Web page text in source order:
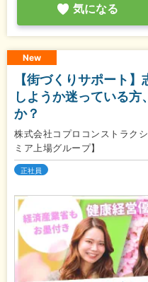
気になる
New
【街づくりサポート
しようか迷っている
か？
株式会社コプロコンストラク
ミア上場グループ】
正社員